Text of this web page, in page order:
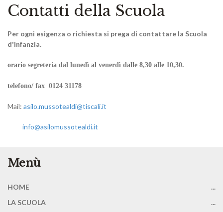
Contatti della Scuola
Per ogni esigenza o richiesta si prega di contattare la Scuola
d'Infanzia.
orario segreteria dal lunedì al venerdì dalle 8,30 alle 10,30.
telefono/ fax 0124 31178
Mail: asilo.mussotealdi@tiscali.it
info@asilomussotealdi.it
Menù
HOME
...
LA SCUOLA
...